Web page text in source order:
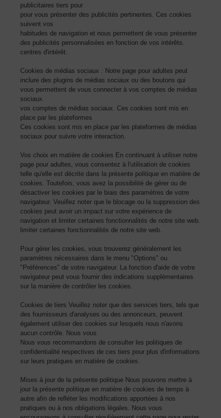
publicitaires tiers pour
pour vous présenter des publicités pertinentes. Ces cookies
suivent vos
habitudes de navigation et nous permettent de vous présenter
des publicités personnalisées en fonction de vos intérêts.
centres d'intérêt.
Cookies de médias sociaux : Notre page pour adultes peut
inclure des plugins de médias sociaux ou des boutons qui
vous permettent de vous connecter à vos comptes de médias
sociaux.
vos comptes de médias sociaux. Ces cookies sont mis en
place par les plateformes
Ces cookies sont mis en place par les plateformes de médias
sociaux pour suivre votre interaction.
Vos choix en matière de cookies En continuant à utiliser notre
page pour adultes, vous consentez à l'utilisation de cookies
telle qu'elle est décrite dans la présente politique en matière de
cookies. Toutefois, vous avez la possibilité de gérer ou de
désactiver les cookies par le biais des paramètres de votre
navigateur. Veuillez noter que le blocage ou la suppression des
cookies peut avoir un impact sur votre expérience de
navigation et limiter certaines fonctionnalités de notre site web.
limiter certaines fonctionnalités de notre site web.
Pour gérer les cookies, vous trouverez généralement les
paramètres nécessaires dans le menu "Options" ou
"Préférences" de votre navigateur. La fonction d'aide de votre
navigateur peut vous fournir des indications supplémentaires
sur la manière de contrôler les cookies.
Cookies de tiers Veuillez noter que des services tiers, tels que
des fournisseurs d'analyses ou des annonceurs, peuvent
également utiliser des cookies sur lesquels nous n'avons
aucun contrôle. Nous vous
Nous vous recommandons de consulter les politiques de
confidentialité respectives de ces tiers pour plus d'informations
sur leurs pratiques en matière de cookies.
Mises à jour de la présente politique Nous pouvons mettre à
jour la présente politique en matière de cookies de temps à
autre afin de refléter les modifications apportées à nos
pratiques ou à nos obligations légales. Nous vous